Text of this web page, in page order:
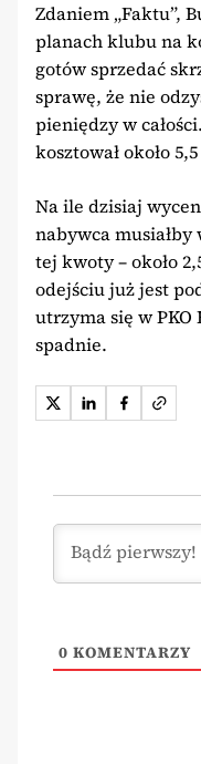
Zdaniem „Faktu”,
planach klubu na
gotów sprzedać
sprawę, że nie
pieniędzy w
kosztował około
Na ile dzisiaj
nabywca musiałby
tej kwoty – około
odejściu już jest
utrzyma się w
spadnie.
0 KOMENTARZY